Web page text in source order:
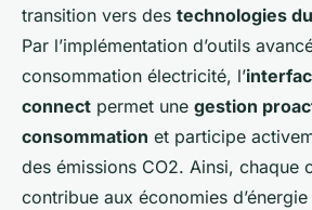
transition vers des technologies
Par l’implémentation d’outils
consommation électricité, l’
connect permet une gestion
consommation et participe
des émissions CO2. Ainsi, chaque
contribue aux économies